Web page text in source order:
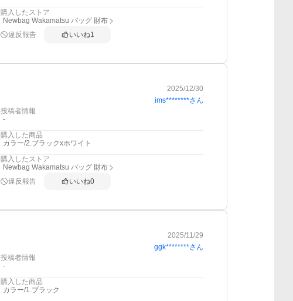
購入したストア
Newbag Wakamatsu バッグ 財布
違反報告
いいね1
2025/12/30
ims********さん
投稿者情報
-
購入した商品
カラー/2.ブラックxホワイト
購入したストア
Newbag Wakamatsu バッグ 財布
違反報告
いいね0
2025/11/29
ggk********さん
投稿者情報
-
購入した商品
カラー/1.ブラック